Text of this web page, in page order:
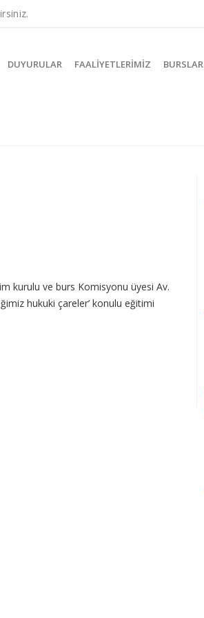
DUYURULAR FAALIYETLERIMIZ BURSLAR
kurulu ve burs Komisyonu üyesi Av.
hukuki çareler’ konulu eğitimi